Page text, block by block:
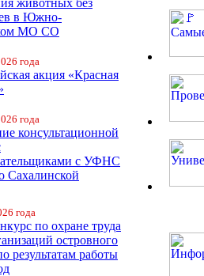
животных без
в Южно-
МО СО
года
акция «Красная
года
консультационной
с УФНС
Сахалинской
года
по охране труда
островного
результатам работы